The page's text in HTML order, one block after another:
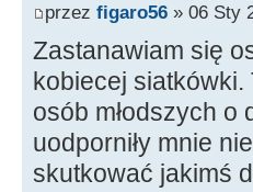
przez figaro56 » 06 Sty
Zastanawiam się
kobiecej
osób młodszych
uodporniły mnie
skutkować jakimś